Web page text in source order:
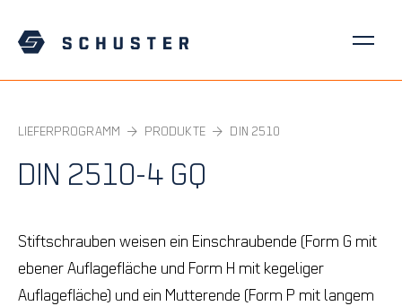
LIEFERPROGRAMM PRODUKTE DIN 2510
DIN 2510-4 GQ
Stiftschrauben weisen ein Einschraubende (Form G mit
ebener Auflagefläche und Form H mit kegeliger
Auflagefläche) und ein Mutterende (Form P mit langem